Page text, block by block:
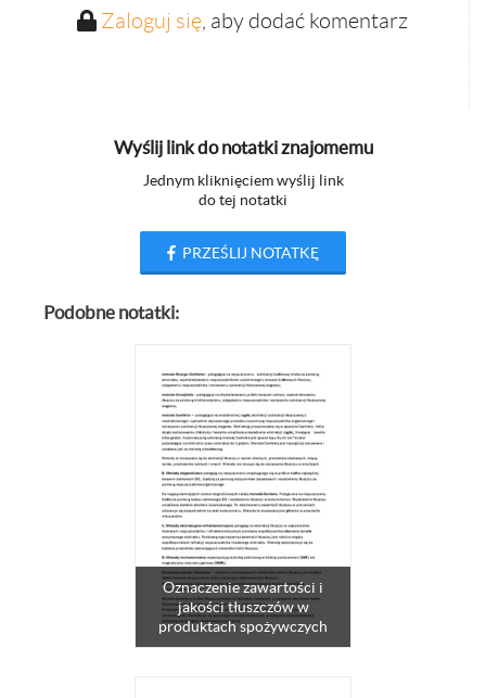
Zaloguj się, aby dodać komentarz
Wyślij link do notatki znajomemu
Jednym kliknięciem wyślij link
do tej notatki
PRZEŚLIJ NOTATKĘ
Podobne notatki:
Oznaczenie zawartości i
jakości tłuszczów w
produktach spożywczych